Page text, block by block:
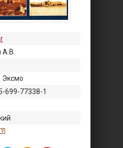
А.В.
Эксмо
699-77338-1